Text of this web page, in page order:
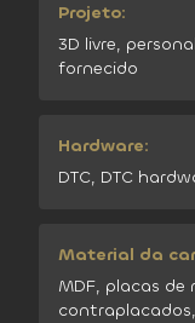
Projeto:
3D livre,
fornecido
Hardware:
DTC, DTC
Material da
MDF, placas